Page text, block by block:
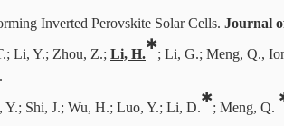
Inverted Perovskite Solar Cells. Journal
Li, Y.; Zhou, Z.; Li, H.
✱
; Li, G.; Meng, Q.,
Shi, J.; Wu, H.; Luo, Y.; Li, D.
✱
; Meng, Q.